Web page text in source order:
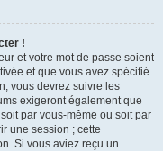
!
et votre mot de passe soient
et que vous avez spécifié
vous devrez suivre les
exigeront également que
par vous-même ou soit par
une session ; cette
Si vous aviez reçu un